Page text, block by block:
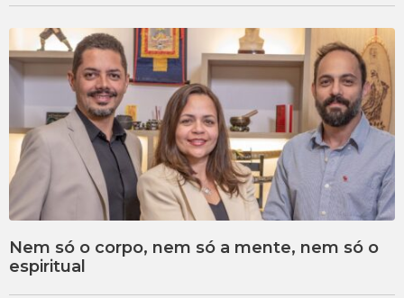
Nem só o corpo, nem só a mente, nem só o
espiritual